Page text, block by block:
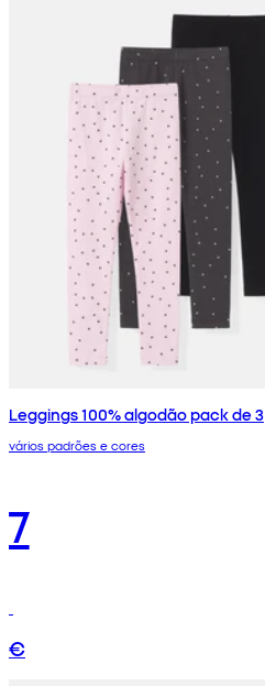
Leggings 100% algodão pack de 3
vários padrões e cores
7
€